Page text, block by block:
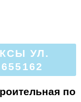
УЛ.
по